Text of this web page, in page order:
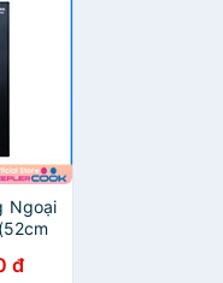
Ngoại
đ